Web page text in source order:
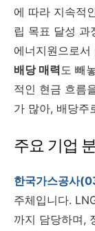
에 따라 지속적
립 목표 달성 과
에너지원으로
배당 매력 도 빼
적인 현금 흐름
가 많아, 배당주
주요 기업
한국가스공사
주체입니다.
까지 담당하며,